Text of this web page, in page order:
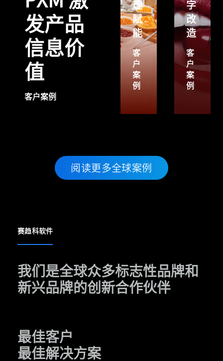
发产品
信息价
值
客户案例
理
赋
能
客
户
案
例
字
改
造
客
户
案
例
阅读更多全球案例
赛趋科软件
我们是全球众多标志性品牌和
新兴品牌的创新合作伙伴
最佳客户
最佳解决方案